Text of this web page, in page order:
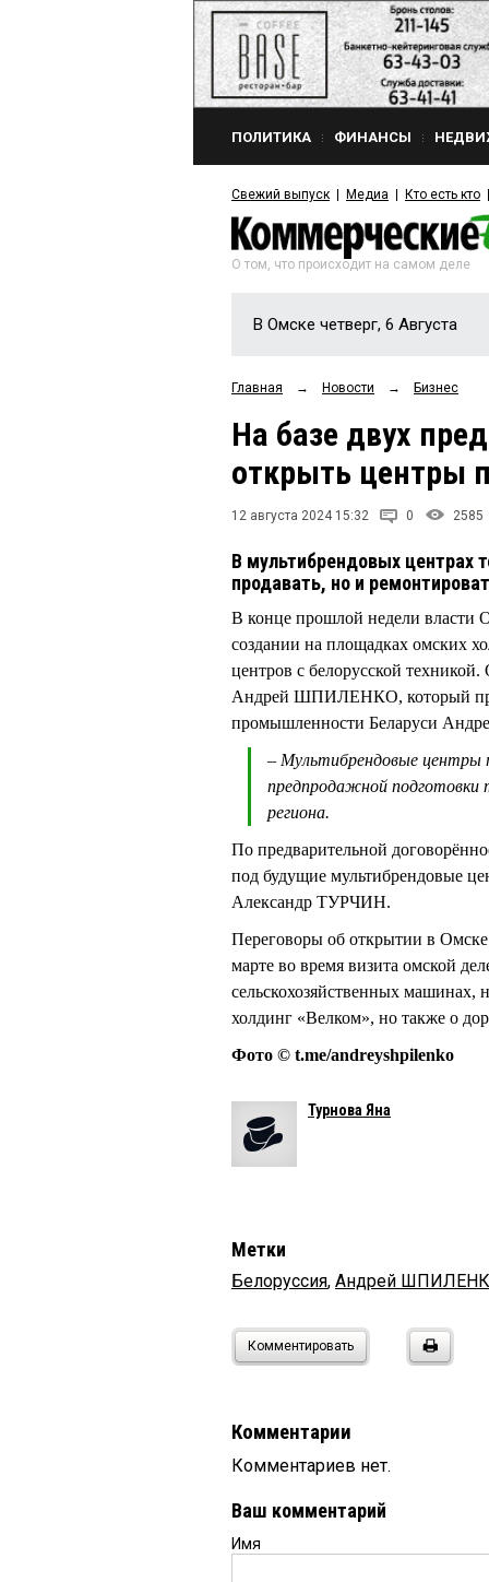
ПОЛИТИКА ФИНАНСЫ
Свежий выпуск Медиа Кто есть кто
О том, что происходит на самом деле
В Омске четверг, 6 Августа
Главная → Новости → Бизнес
На базе двух
открыть центры
12 августа 2024 15:32 0 2585
В мультибрендовых центрах
продавать, но и
В конце прошлой недели власти
создании на площадках омских
центров с белорусской
Андрей ШПИЛЕНКО, который
промышленности Беларуси
– Мультибрендовые центры
предпродажной подготовки
региона.
По предварительной
под будущие мультибрендовые
Александр ТУРЧИН.
Переговоры об открытии в
марте во время визита омской
сельскохозяйственных машинах,
холдинг «Велком», но также о
Фото © t.me/andreyshpilenko
Турнова Яна
Метки
Белоруссия, Андрей
Комментировать
Комментарии
Комментариев нет.
Ваш комментарий
Имя